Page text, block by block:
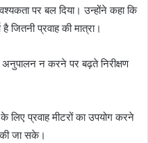
पर बल दिया। उन्होंने कहा कि
है जितनी प्रवाह की मात्रा।
अनुपालन न करने पर बढ़ते निरीक्षण
लिए प्रवाह मीटरों का उपयोग करने
की जा सके।